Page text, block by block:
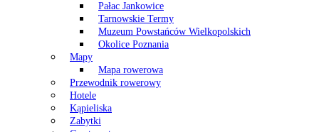
Pałac Jankowice
Tarnowskie Termy
Muzeum Powstańców Wielkopolskich
Okolice Poznania
Mapy
Mapa rowerowa
Przewodnik rowerowy
Hotele
Kąpieliska
Zabytki